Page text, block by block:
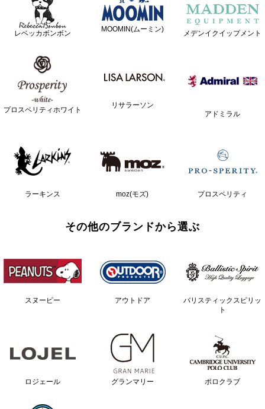
レベッカボンボン MOOMIN(ムーミン) メデンイクイップメント
プロスペリティホワイト
リサラーソン
アドミラル
ラーキンス moz(モズ) プロスペリティ
その他のブランドから選ぶ
スヌーピー アウトドア
バリスティックスピリッ
ト
ロジェール グランマリー ポロクラブ